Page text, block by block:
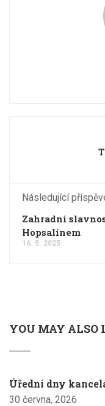
Následující
Zahradní
Hopsalínem
16. 5. 2025
YOU MAY ALSO
Úřední dny
30 června, 2026